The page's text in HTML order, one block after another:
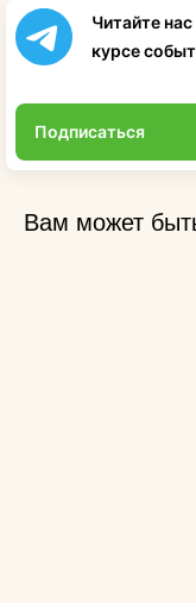
Читайте
курсе
Подписаться
Вам может